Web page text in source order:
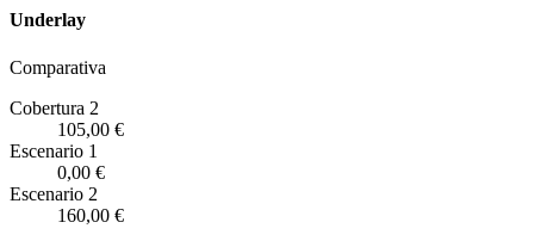
Underlay
Comparativa
Cobertura 2
105,00 €
Escenario 1
0,00 €
Escenario 2
160,00 €